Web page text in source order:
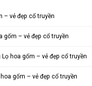
– vẻ đẹp cổ truyền
gốm – vẻ đẹp cổ truyền
Lọ hoa gốm – vẻ đẹp cổ truyền
gốm – vẻ đẹp cổ truyền